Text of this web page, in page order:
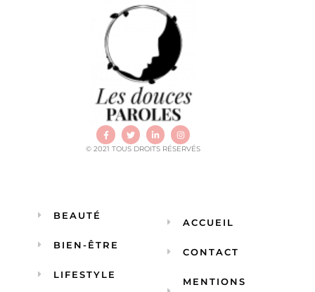
© 2021 TOUS DROITS RÉSERVÉS
BEAUTÉ
BIEN-ÊTRE
LIFESTYLE
ACCUEIL
CONTACT
MENTIONS